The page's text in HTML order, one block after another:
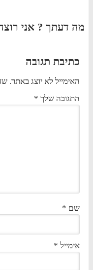
מה דעתך ? אני
כתיבת תגובה
האימייל לא יוצג באתר.
התגובה שלך *
שם *
אימייל *